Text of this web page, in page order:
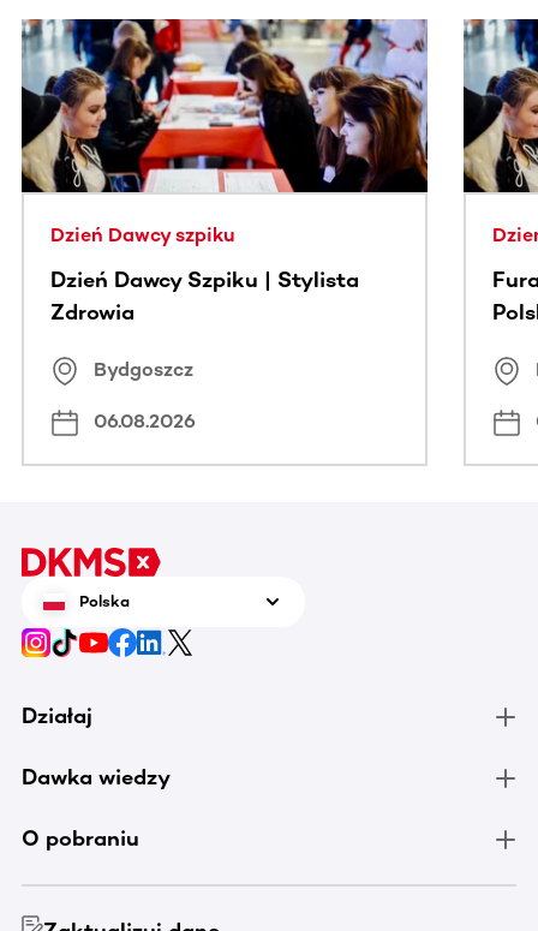
Ta sekcja zawiera treści przewijane w poziomie. Użyj
Dzień Dawcy szpiku
Dzień Dawcy Szpiku | Stylista
Zdrowia
Bydgoszcz
06.08.2026
Polska
Działaj
Dawka wiedzy
O pobraniu